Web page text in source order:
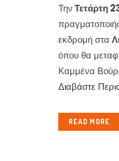
ΤηνΤετάρτη
εκδρομή στα
όπου θα
Καμμένα
Διαβάστε
READ MORE